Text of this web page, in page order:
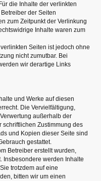
die Inhalte der verlinkten
der Seiten
zum Zeitpunkt der Verlinkung
Inhalte waren zum
Seiten ist jedoch ohne
nicht zumutbar. Bei
wir derartige Links
und Werke auf diesen
Die Vervielfältigung,
außerhalb der
Zustimmung des
und Kopien dieser Seite sind
gestattet.
Betreiber erstellt wurden,
Insbesondere werden Inhalte
trotzdem auf eine
bitten wir um einen